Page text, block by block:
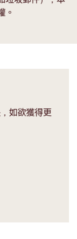
。
如欲獲得更